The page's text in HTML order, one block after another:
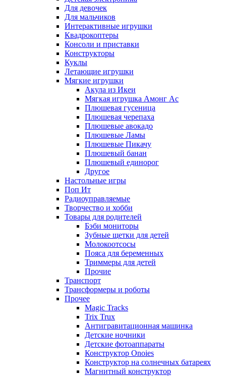
Для девочек
Для мальчиков
Интерактивные игрушки
Квадрокоптеры
Консоли и приставки
Конструкторы
Куклы
Летающие игрушки
Мягкие игрушки
Акула из Икеи
Мягкая игрушка Амонг Ас
Плюшевая гусеница
Плюшевая черепаха
Плюшевые авокадо
Плюшевые Ламы
Плюшевые Пикачу
Плюшевый банан
Плюшевый единорог
Другое
Настольные игры
Поп Ит
Радиоуправляемые
Творчество и хобби
Товары для родителей
Бэби мониторы
Зубные щетки для детей
Молокоотсосы
Пояса для беременных
Триммеры для детей
Прочие
Транспорт
Трансформеры и роботы
Прочее
Magic Tracks
Trix Trux
Антигравитационная машинка
Детские ночники
Детские фотоаппараты
Конструктор Onoies
Конструктор на солнечных батареях
Магнитный конструктор